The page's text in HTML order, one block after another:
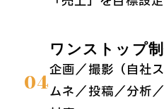
04
ワンストップ
企画／撮影（自社
ムネ／投稿／分析